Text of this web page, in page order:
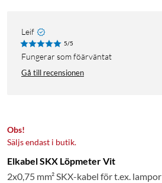
Leif
5/5
Fungerar som föärväntat
Gå till recensionen
Obs!
Säljs endast i butik.
Elkabel SKX Löpmeter Vit
2x0,75 mm² SKX-kabel för t.ex. lampor